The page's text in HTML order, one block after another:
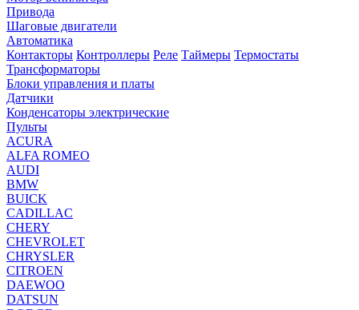
Привода
Шаговые двигатели
Автоматика
Контакторы Контроллеры Реле Таймеры Термостаты
Трансформаторы
Блоки управления и платы
Датчики
Конденсаторы электрические
Пульты
ACURA
ALFA ROMEO
AUDI
BMW
BUICK
CADILLAC
CHERY
CHEVROLET
CHRYSLER
CITROEN
DAEWOO
DATSUN